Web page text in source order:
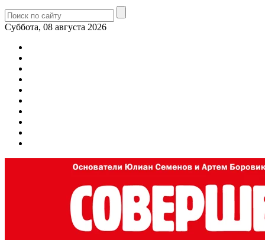
Суббота, 08 августа 2026